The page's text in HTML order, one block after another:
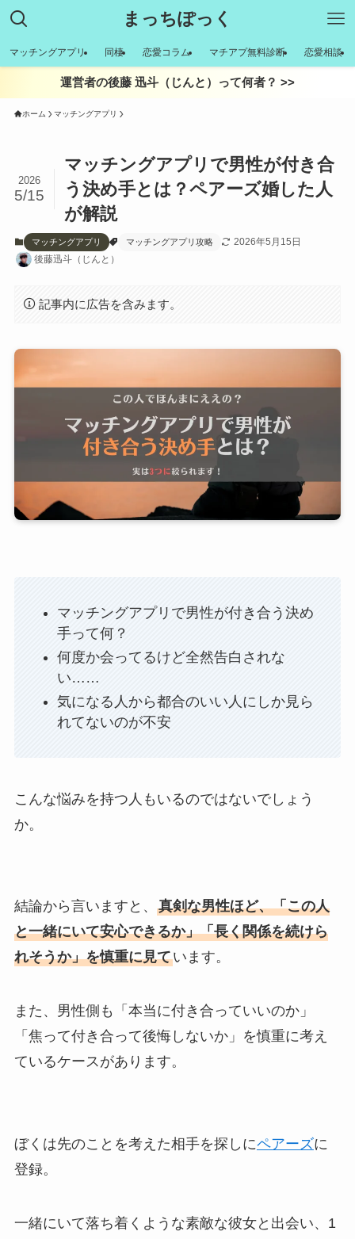
まっちぽっく
マッチングアプリ 同棲 恋愛コラム マチアプ無料診断 恋愛相談
運営者の後藤 迅斗（じんと）って何者？ >>
ホーム マッチングアプリ
マッチングアプリで男性が付き合
う決め手とは？ペアーズ婚した人
が解説
2026
5/15
マッチングアプリ マッチングアプリ攻略
2026年5月15日
後藤迅斗（じんと）
記事内に広告を含みます。
マッチングアプリで男性が付き合う決め
手って何？
何度か会ってるけど全然告白されな
い……
気になる人から都合のいい人にしか見ら
れてないのが不安
こんな悩みを持つ人もいるのではないでしょう
か。
結論から言いますと、 真剣な男性ほど、「この人
と一緒にいて安心できるか」「長く関係を続けら
れそうか」を慎重に見ています。
また、男性側も「本当に付き合っていいのか」
「焦って付き合って後悔しないか」を慎重に考え
ているケースがあります。
ぼくは先のことを考えた相手を探しにペアーズに
登録。
一緒にいて落ち着くような素敵な彼女と出会い、1